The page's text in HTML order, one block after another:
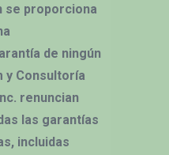
se proporciona
de ningún
y Consultoría
renuncian
las garantías
incluidas